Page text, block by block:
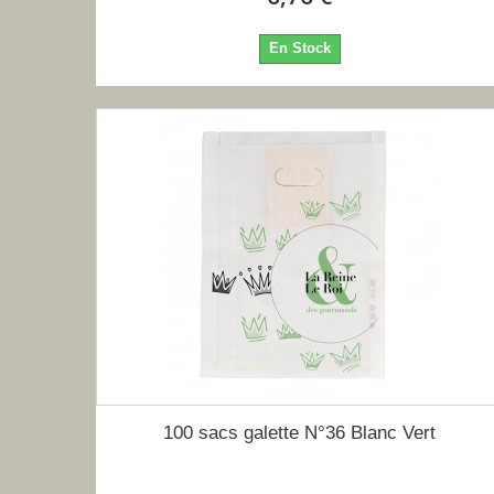
En Stock
100 sacs galette N°36 Blanc Vert